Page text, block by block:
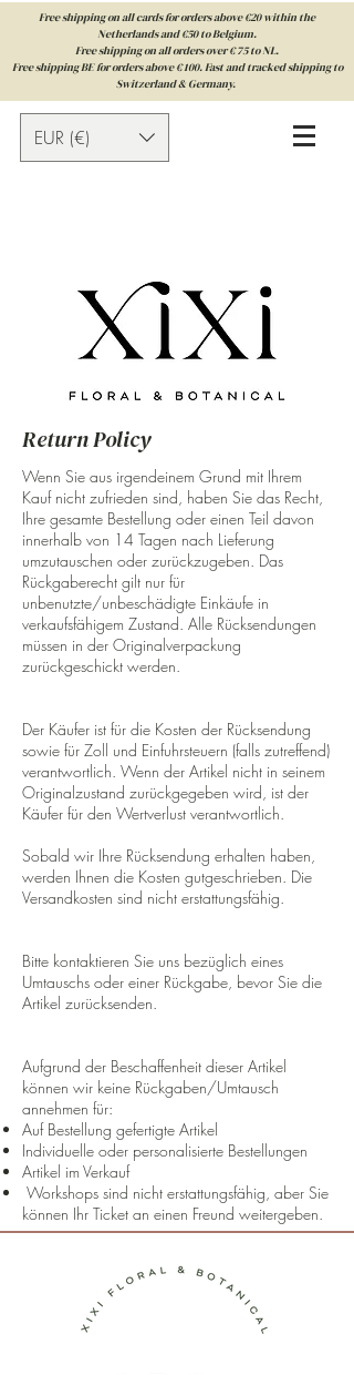
Free shipping on all cards for orders above €20 within the
Netherlands and €50 to Belgium.
Free shipping on all orders over € 75 to NL.
Free shipping BE for orders above € 100. Fast and tracked shipping to
Switzerland & Germany.
EUR (€)
Return Policy
Wenn Sie aus irgendeinem Grund mit Ihrem
Kauf nicht zufrieden sind, haben Sie das Recht,
Ihre gesamte Bestellung oder einen Teil davon
innerhalb von 14 Tagen nach Lieferung
umzutauschen oder zurückzugeben. Das
Rückgaberecht gilt nur für
unbenutzte/unbeschädigte Einkäufe in
verkaufsfähigem Zustand. Alle Rücksendungen
müssen in der Originalverpackung
zurückgeschickt werden.
Der Käufer ist für die Kosten der Rücksendung
sowie für Zoll und Einfuhrsteuern (falls zutreffend)
verantwortlich. Wenn der Artikel nicht in seinem
Originalzustand zurückgegeben wird, ist der
Käufer für den Wertverlust verantwortlich.
Sobald wir Ihre Rücksendung erhalten haben,
werden Ihnen die Kosten gutgeschrieben. Die
Versandkosten sind nicht erstattungsfähig.
Bitte kontaktieren Sie uns bezüglich eines
Umtauschs oder einer Rückgabe, bevor Sie die
Artikel zurücksenden.
Aufgrund der Beschaffenheit dieser Artikel
können wir keine Rückgaben/Umtausch
annehmen für:
Auf Bestellung gefertigte Artikel
Individuelle oder personalisierte Bestellungen
Artikel im Verkauf
Workshops sind nicht erstattungsfähig, aber Sie
können Ihr Ticket an einen Freund weitergeben.